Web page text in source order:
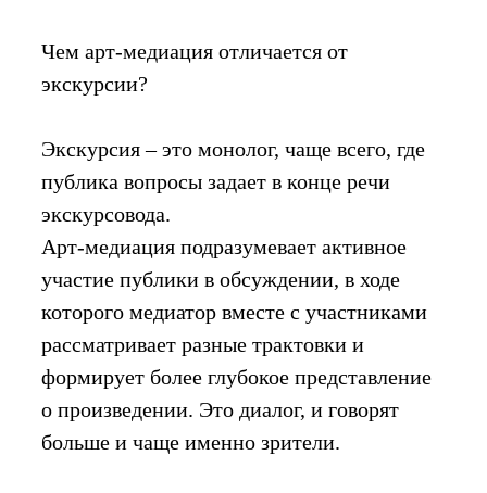
Чем арт-медиация отличается от
экскурсии?
Экскурсия – это монолог, чаще всего, где
публика вопросы задает в конце речи
экскурсовода.
Арт-медиация подразумевает активное
участие публики в обсуждении, в ходе
которого медиатор вместе с участниками
рассматривает разные трактовки и
формирует более глубокое представление
о произведении. Это диалог, и говорят
больше и чаще именно зрители.